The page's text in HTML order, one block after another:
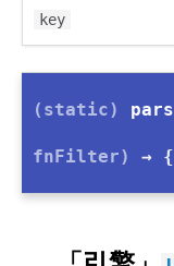
key
(static)
fnFilter) →